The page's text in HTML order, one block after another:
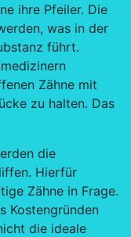
ihre Pfeiler. Die
was in der
führt.
Zähne mit
zu halten. Das
die
Hierfür
Zähne in Frage.
Kostengründen
die ideale